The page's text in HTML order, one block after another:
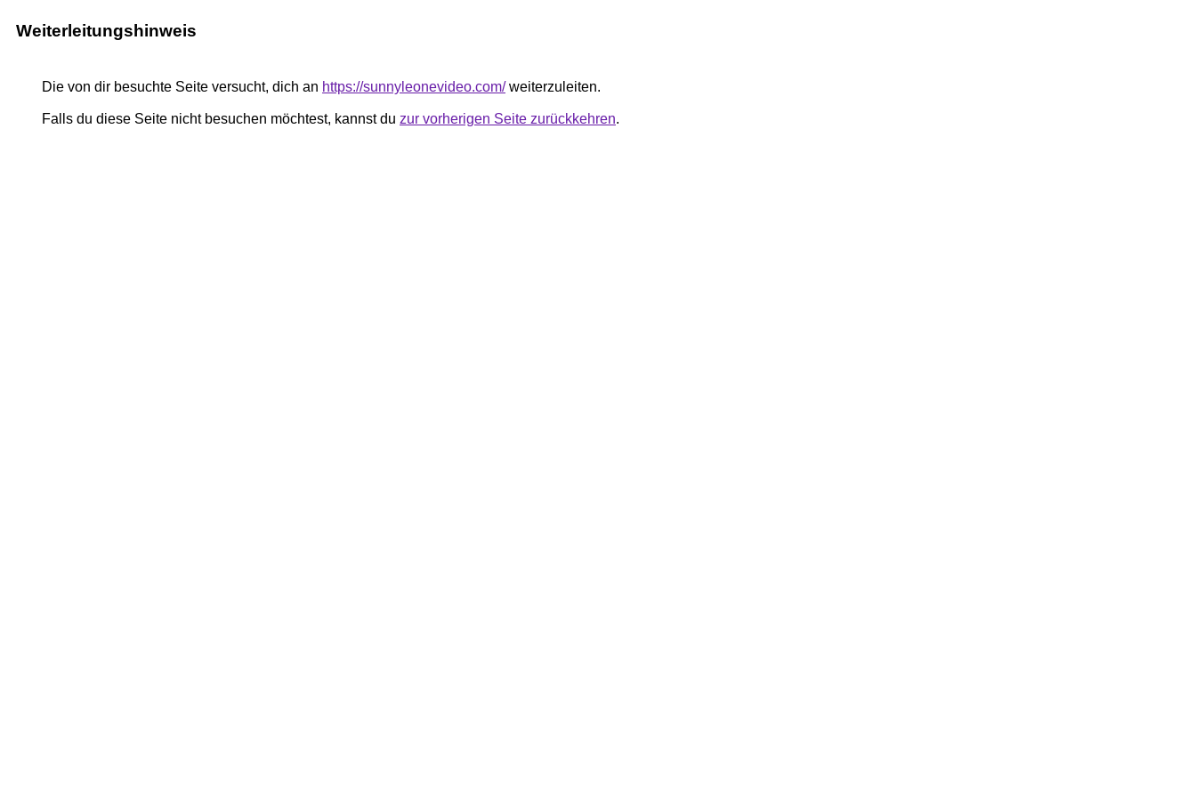
Weiterleitungshinweis
Die von dir besuchte Seite versucht, dich an https://sunnyleonevideo.com/weiterzuleiten.
Falls du diese Seite nicht besuchen möchtest, kannst du zur vorherigen Seite zurückkehren.